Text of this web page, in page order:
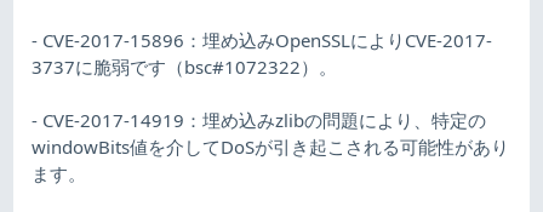
- CVE-2017-15896：埋め込みOpenSSLによりCVE-2017-
3737に脆弱です（bsc#1072322）。
- CVE-2017-14919：埋め込みzlibの問題により、特定の
windowBits値を介してDoSが引き起こされる可能性があり
ます。